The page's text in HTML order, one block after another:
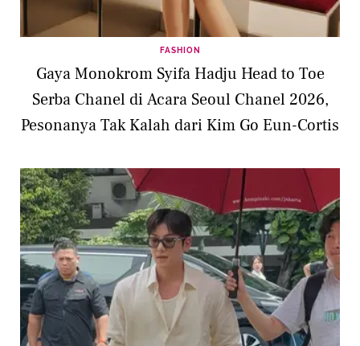
FASHION
Gaya Monokrom Syifa Hadju Head to Toe
Serba Chanel di Acara Seoul Chanel 2026,
Pesonanya Tak Kalah dari Kim Go Eun-Cortis